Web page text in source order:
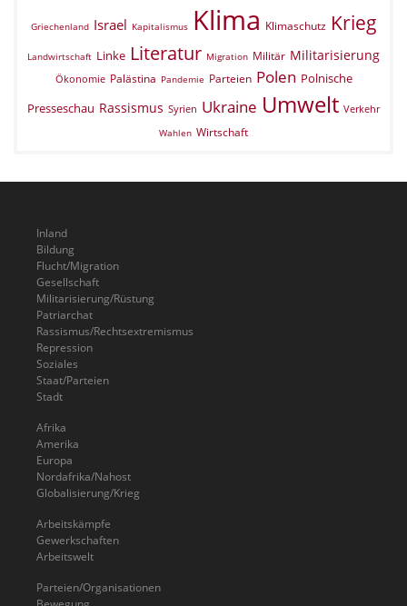
Griechenland Israel Kapitalismus Klima Klimaschutz Krieg
Landwirtschaft Linke Literatur Migration Militär Militarisierung
Ökonomie Palästina Pandemie Parteien Polen Polnische
Presseschau Rassismus Syrien Ukraine Umwelt Verkehr
Wahlen Wirtschaft
Inland
Bildung
Flucht/Migration
Gesellschaft
Militarisierung/Rüstung
Patriarchat
Rassismus/Rechtsextremismus
Repression
Soziales
Staat/Parteien
Stadt
Afrika
Amerika
Europa
Nordafrika/Nahost
Globalisierung/Krieg
Arbeitskämpfe
Gewerkschaften
Arbeitswelt
Parteien/Organisationen